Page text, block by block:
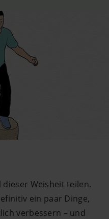
Weisheit teilen.
ein paar Dinge,
verbessern – und